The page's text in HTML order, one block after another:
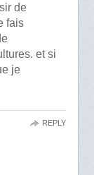
de
fais
et si
je
REPLY